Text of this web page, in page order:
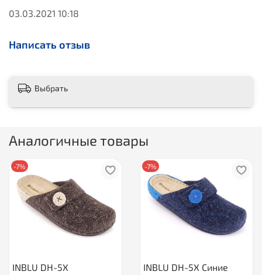
03.03.2021 10:18
Написать отзыв
Выбрать
Аналогичные товары
-7%
INBLU DH-5X
-7%
INBLU DH-5X Синие